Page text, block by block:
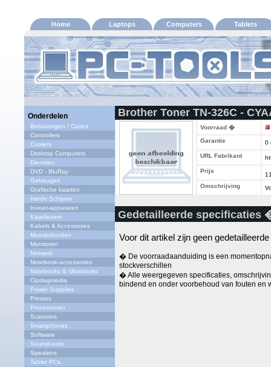
Home Laptops Computers Tablets
Onderdelen
Behuizingen / Cases
Controllers
Coolers
Desktop Computers
Diensten
DVD - BluRay
Geheugen
Grafische kaarten
Harde Schijven
Invoer-apparaten
Kaartlezers
Kabels & Accessoires
Moederborden
Monitoren
Netwerk
Notebook-accessoires
Notebooks & Ultrabooks
Opslagmedia
Power Supplies
Printers
Processoren
Scanners
Smartphones
Software
Soundcards
Speakers
Tablet PCs
Brother Toner TN-326C -
Voorraad �
Garantie
0
URL Fabrikant
Prijs
Omschrijving
Gedetailleerde specificaties
Voor dit artikel zijn geen
� De voorraadaanduiding is een
stockverschillen
� Alle weergegeven specificaties,
bindend en onder voorbehoud van fouten en